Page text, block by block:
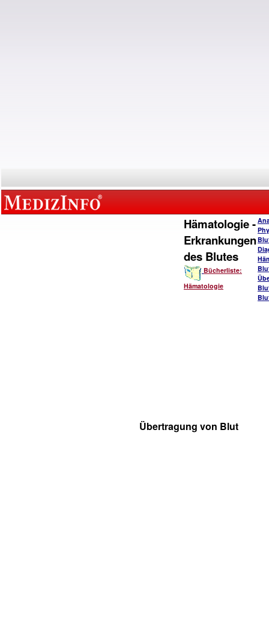
Hämatologie -
Erkrankungen
des Blutes
Bücherliste:
Hämatologie
Übertragung von Blut